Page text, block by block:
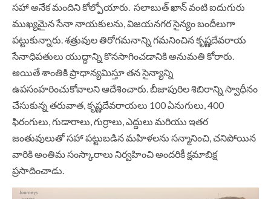
సహా అనేక మందిని కోల్పోయారు. సలాబుత్ ఖాన్ వంటి ఐదుగురు
ముఖ్యమైన సేనా నాయకులను, విజయనగర సైన్యం బందీలుగా
పట్టుకున్నారు. శత్రువుల తిరోగమనాన్ని గమనించిన కృష్ణదేవరాయ
సేనాధిపతులు యుద్ధాన్ని కొనసాగించడానికి అనుమతి కోరారు.
అయితే శాంతికి ప్రాధాన్యమిస్తూ తన సైన్యాన్ని
ఉపసంహరించుకోవాలని ఆదేశించారు. బీజాపురిల శిబిరాన్ని స్వాధీనం
చేసుకున్న తరువాత, కృష్ణదేవరాయలు 100 ఏనుగులు, 400
ఫిరంగులు, గుడారాలు, గుర్రాలు, ఎద్దులు మరియు ఇతర
జంతువులుతో సహా పట్టుబడిన మహిళలను సన్మానించి, చనిపోయిన
వారికి అంతిమ సంస్కారాలు నిర్వహించి అందరికీ క్షమాబిక్ష
ప్రసాదించాడు.